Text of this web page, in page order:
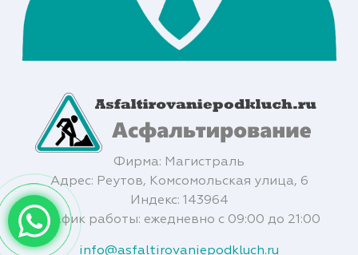
Фирма: Магистраль
Адрес: Реутов, Комсомольская улица, 6
Индекс: 143964
График работы: ежедневно с 09:00 до 21:00
info@asfaltirovaniepodkluch.ru